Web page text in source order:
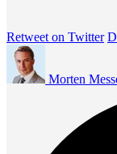
Retweet on Twitter
Morten